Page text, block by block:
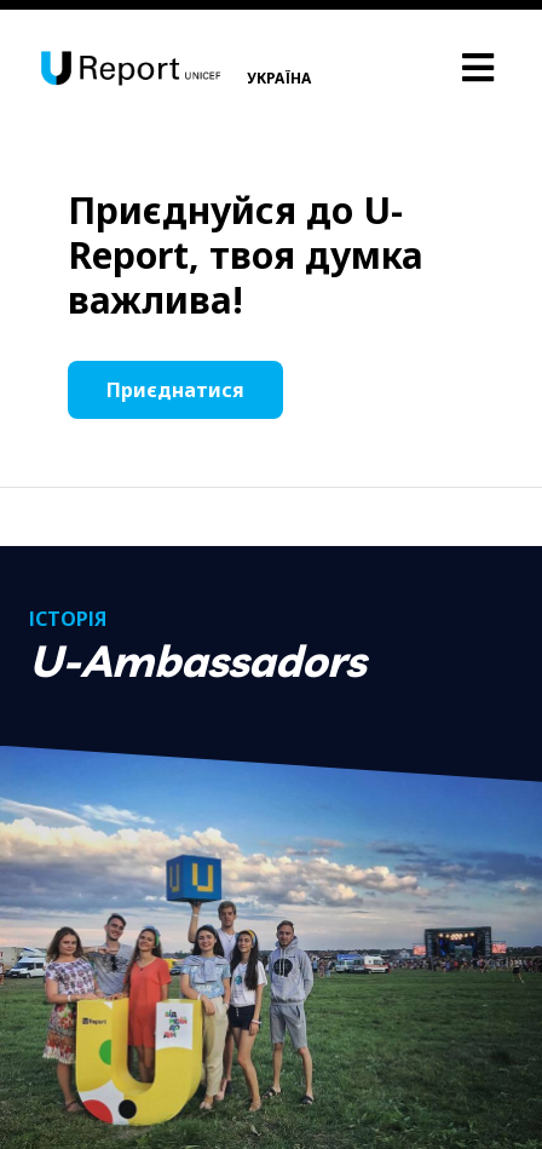
УКРАЇНА
Приєднуйся до U-
Report, твоя думка
важлива!
Приєднатися
ІСТОРІЯ
U-Ambassadors